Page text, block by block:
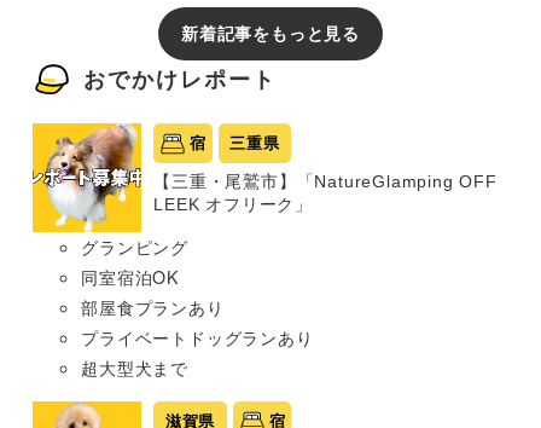
新着記事をもっと見る
おでかけレポート
宿 三重県
【三重・尾鷲市】「NatureGlamping OFF
LEEK オフリーク」
グランピング
同室宿泊OK
部屋食プランあり
プライベートドッグランあり
超大型犬まで
滋賀県 宿